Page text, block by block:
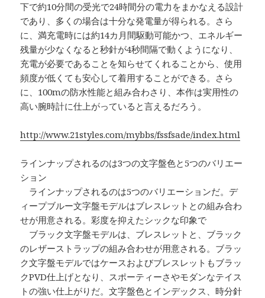
下で約10分間の受光で24時間分の電力をまかなえる設計
であり、多くの場合は十分な発電量が得られる。さら
に、満充電時には約14カ月間駆動可能かつ、エネルギー
残量が少なくなると秒針が4秒間隔で動くようになり、
充電が必要であることを知らせてくれることから、使用
頻度が低くても安心して着用することができる。さら
に、100mの防水性能と組み合わさり、本作は実用性の
高い腕時計に仕上がっていると言えるだろう。
http://www.21styles.com/mybbs/fssfsade/index.html
ラインナップされるのは3つの文字盤色と5つのバリエー
ション
ラインナップされるのは5つのバリエーションだ。デ
ィープブルー文字盤モデルはブレスレットとの組み合わ
せが用意される。彩度を抑えたシックな印象で
ブラック文字盤モデルは、ブレスレットと、ブラック
のレザーストラップの組み合わせが用意される。ブラッ
ク文字盤モデルではケースおよびブレスレットもブラッ
クPVD仕上げとなり、スポーティーさやモダンなテイス
トの強い仕上がりだ。文字盤色とインデックス、時分針